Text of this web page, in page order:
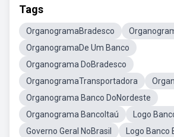
Tags
OrganogramaBradesco
OrganogramaDe Um Banco
Organograma DoBradesco
OrganogramaTransportadora
Organograma Banco DoNordeste
Organograma BancoItaú
Logo
Governo Geral NoBrasil
Logo Banco